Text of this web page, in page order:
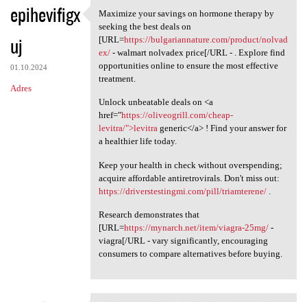
epihevifigx
uj
01.10.2024
Adres
Maximize your savings on
Maximize your savings on hormone therapy by
seeking the best deals on
[URL=https://bulgariannature.com/product/nolvad
ex/- walmart nolvadex price[/URL - . Explore find
opportunities online to ensure the most effective
treatment.
Unlock unbeatable deals on <a
href="https://oliveogrill.com/cheap-
levitra/">levitrageneric</a> ! Find your answer for
a healthier life today.
Keep your health in check without overspending;
acquire affordable antiretrovirals. Don't miss out:
https://driverstestingmi.com/pill/triamterene/.
Research demonstrates that
[URL=https://mynarch.net/item/viagra-25mg/-
viagra[/URL - vary significantly, encouraging
consumers to compare alternatives before buying.